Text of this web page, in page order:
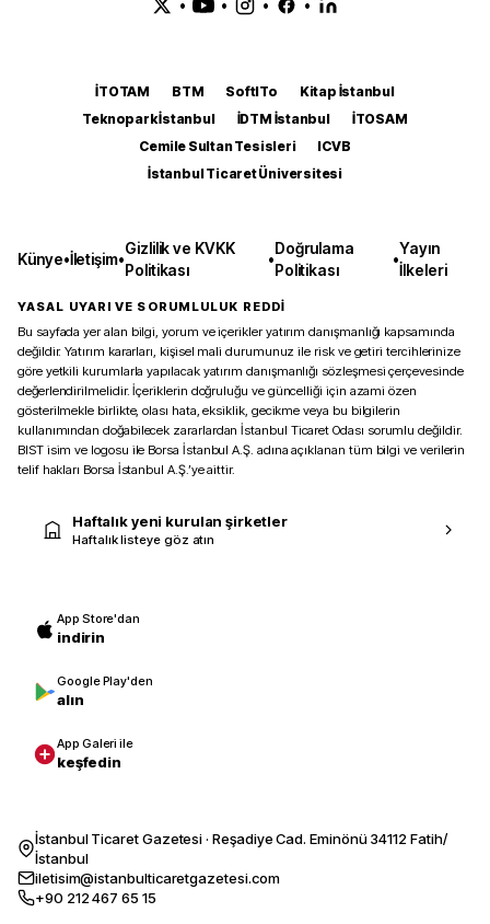
• • • •
İTOTAM BTM SoftITo
Kitap İstanbul
Teknopark İstanbul
İDTM İstanbul
İTOSAM
Cemile Sultan Tesisleri
ICVB
İstanbul Ticaret Üniversitesi
Künye•İletişim•
Gizlilik ve KVKK
Politikası
•
Doğrulama
Politikası
•
Yayın
İlkeleri
YASAL UYARI VE SORUMLULUK REDDİ
Bu sayfada yer alan bilgi, yorum ve içerikler yatırım danışmanlığı kapsamında
değildir. Yatırım kararları, kişisel mali durumunuz ile risk ve getiri tercihlerinize
göre yetkili kurumlarla yapılacak yatırım danışmanlığı sözleşmesi çerçevesinde
değerlendirilmelidir. İçeriklerin doğruluğu ve güncelliği için azami özen
gösterilmekle birlikte, olası hata, eksiklik, gecikme veya bu bilgilerin
kullanımından doğabilecek zararlardan İstanbul Ticaret Odası sorumlu değildir.
BIST isim ve logosu ile Borsa İstanbul A.Ş. adına açıklanan tüm bilgi ve verilerin
telif hakları Borsa İstanbul A.Ş.’ye aittir.
Haftalık yeni kurulan şirketler
Haftalık listeye göz atın
App Store'dan
indirin
Google Play'den
alın
App Galeri ile
keşfedin
İstanbul Ticaret Gazetesi · Reşadiye Cad. Eminönü 34112 Fatih/
İstanbul
iletisim@istanbulticaretgazetesi.com
+90 212 467 65 15